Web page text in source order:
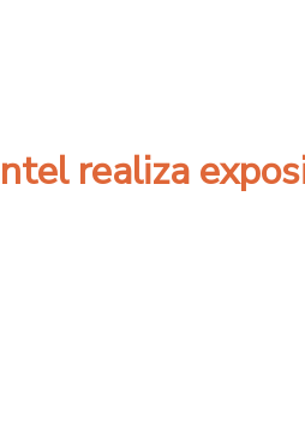
se realizó examen
realiza